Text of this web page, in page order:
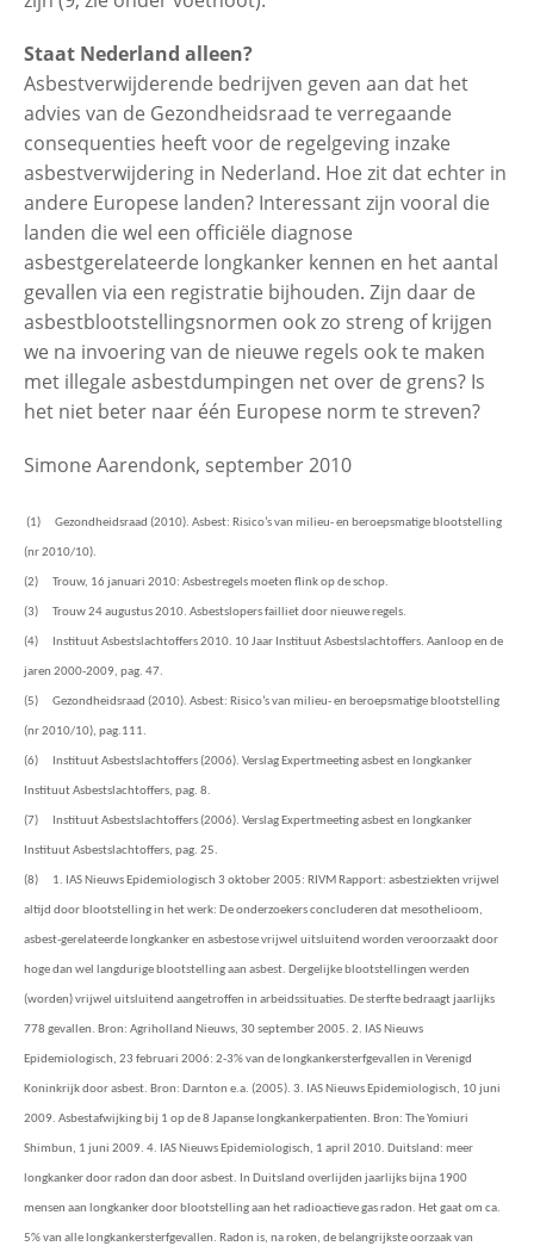
Staat Nederland alleen?
Asbestverwijderende bedrijven geven aan dat het
advies van de Gezondheidsraad te verregaande
consequenties heeft voor de regelgeving inzake
asbestverwijdering in Nederland. Hoe zit dat echter in
andere Europese landen? Interessant zijn vooral die
landen die wel een officiële diagnose
asbestgerelateerde longkanker kennen en het aantal
gevallen via een registratie bijhouden. Zijn daar de
asbestblootstellingsnormen ook zo streng of krijgen
we na invoering van de nieuwe regels ook te maken
met illegale asbestdumpingen net over de grens? Is
het niet beter naar één Europese norm te streven?
Simone Aarendonk, september 2010
(1) Gezondheidsraad (2010). Asbest: Risico’s van milieu- en beroepsmatige blootstelling
(nr 2010/10).
(2) Trouw, 16 januari 2010: Asbestregels moeten flink op de schop.
(3) Trouw 24 augustus 2010. Asbestslopers failliet door nieuwe regels.
(4) Instituut Asbestslachtoffers 2010. 10 Jaar Instituut Asbestslachtoffers. Aanloop en de
jaren 2000-2009, pag. 47.
(5) Gezondheidsraad (2010). Asbest: Risico’s van milieu- en beroepsmatige blootstelling
(nr 2010/10), pag.111.
(6) Instituut Asbestslachtoffers (2006). Verslag Expertmeeting asbest en longkanker
Instituut Asbestslachtoffers, pag. 8.
(7) Instituut Asbestslachtoffers (2006). Verslag Expertmeeting asbest en longkanker
Instituut Asbestslachtoffers, pag. 25.
(8) 1. IAS Nieuws Epidemiologisch 3 oktober 2005: RIVM Rapport: asbestziekten vrijwel
altijd door blootstelling in het werk: De onderzoekers concluderen dat mesothelioom,
asbest-gerelateerde longkanker en asbestose vrijwel uitsluitend worden veroorzaakt door
hoge dan wel langdurige blootstelling aan asbest. Dergelijke blootstellingen werden
(worden) vrijwel uitsluitend aangetroffen in arbeidssituaties. De sterfte bedraagt jaarlijks
778 gevallen. Bron: Agriholland Nieuws, 30 september 2005. 2. IAS Nieuws
Epidemiologisch, 23 februari 2006: 2-3% van de longkankersterfgevallen in Verenigd
Koninkrijk door asbest. Bron: Darnton e.a. (2005). 3. IAS Nieuws Epidemiologisch, 10 juni
2009. Asbestafwijking bij 1 op de 8 Japanse longkankerpatienten. Bron: The Yomiuri
Shimbun, 1 juni 2009. 4. IAS Nieuws Epidemiologisch, 1 april 2010. Duitsland: meer
longkanker door radon dan door asbest. In Duitsland overlijden jaarlijks bijna 1900
mensen aan longkanker door blootstelling aan het radioactieve gas radon. Het gaat om ca.
5% van alle longkankersterfgevallen. Radon is, na roken, de belangrijkste oorzaak van